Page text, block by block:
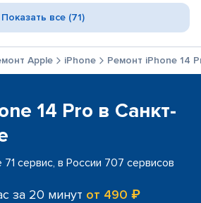
Показать все (71)
Apple iPhone Ремонт iPhone 14
14 Pro в Санкт-
сервис, в России 707 сервисов
за 20 минут от 490 ₽